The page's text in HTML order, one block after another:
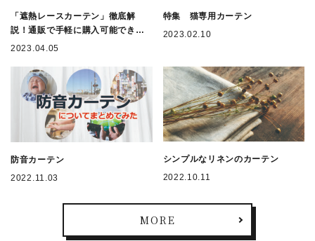
「遮熱レースカーテン」徹底解
説！通販で手軽に購入可能できま
す。
2023.04.05
特集 猫専用カーテン
2023.02.10
防音カーテン
2022.11.03
シンプルなリネンのカーテン
2022.10.11
MORE